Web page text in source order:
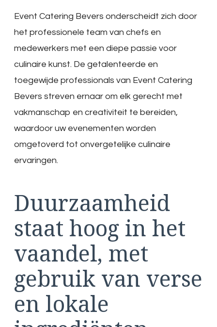
Event Catering Bevers onderscheidt zich door
het professionele team van chefs en
medewerkers met een diepe passie voor
culinaire kunst. De getalenteerde en
toegewijde professionals van Event Catering
Bevers streven ernaar om elk gerecht met
vakmanschap en creativiteit te bereiden,
waardoor uw evenementen worden
omgetoverd tot onvergetelijke culinaire
ervaringen.
Duurzaamheid
staat hoog in het
vaandel, met
gebruik van verse
en lokale